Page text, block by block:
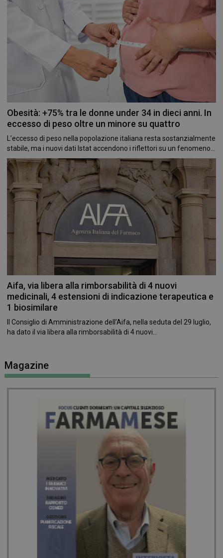
Obesità: +75% tra le donne under 34 in dieci anni. In
eccesso di peso oltre un minore su quattro
L’eccesso di peso nella popolazione italiana resta sostanzialmente
stabile, ma i nuovi dati Istat accendono i riflettori su un fenomeno...
Aifa, via libera alla rimborsabilità di 4 nuovi
medicinali, 4 estensioni di indicazione terapeutica e
1 biosimilare
Il Consiglio di Amministrazione dell’Aifa, nella seduta del 29 luglio,
ha dato il via libera alla rimborsabilità di 4 nuovi...
Magazine